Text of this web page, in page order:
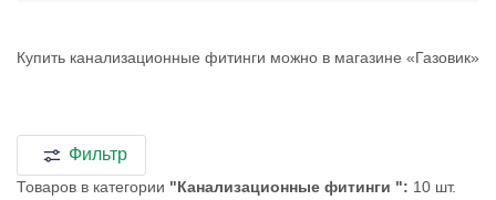
Купить канализационные фитинги можно в магазине «Газовик»
Фильтр
Товаров в категории "Канализационные фитинги ": 10 шт.